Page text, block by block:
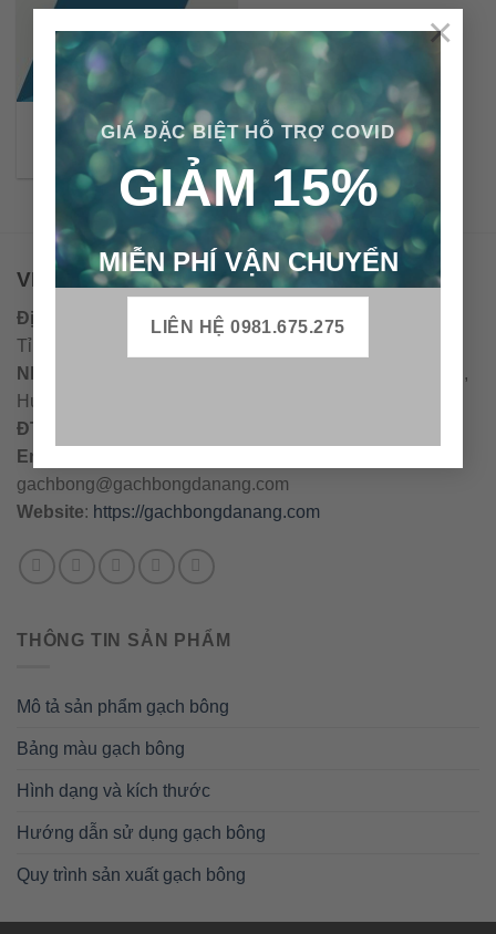
GIÁ ĐẶC BIỆT HỖ TRỢ COVID
GIẢM 15%
MIỄN PHÍ VẬN CHUYỂN
LIÊN HỆ 0981.675.275
×
Gạch bông cổ điển CTS
13.3
VPĐD - CTY TNHH GẠCH BÔNG VIỆT NAM
Địa chỉ:
CCN Quán Lát, Xã Đức Chánh, Huyện Mộ Đức,
Tỉnh Quảng Ngãi
Nhà máy miền trung:
L1 CCN Quán Lát, Xã Đức Chánh,
Huyện Mộ Đức, Tỉnh Quảng Ngãi, Việt Nam
ĐT
Email
gachbong@gachbongdanang.com
Website: https://gachbongdanang.com
THÔNG TIN SẢN PHẨM
Mô tả sản phẩm gạch bông
Bảng màu gạch bông
Hình dạng và kích thước
Hướng dẫn sử dụng gạch bông
Quy trình sản xuất gạch bông